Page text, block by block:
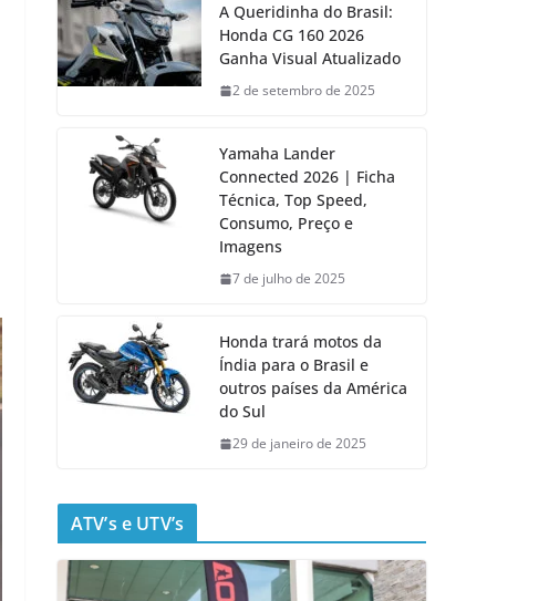
A Queridinha do Brasil:
Honda CG 160 2026
Ganha Visual Atualizado
2 de setembro de 2025
Yamaha Lander
Connected 2026 | Ficha
Técnica, Top Speed,
Consumo, Preço e
Imagens
7 de julho de 2025
Honda trará motos da
Índia para o Brasil e
outros países da América
do Sul
29 de janeiro de 2025
ATV’s e UTV’s